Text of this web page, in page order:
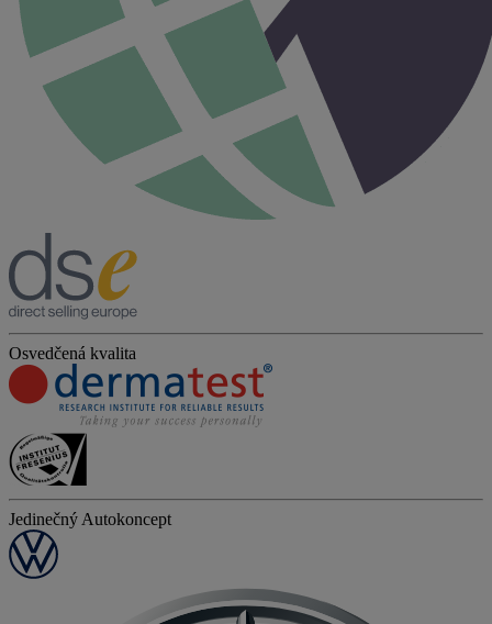
Osvedčená kvalita
Jedinečný Autokoncept